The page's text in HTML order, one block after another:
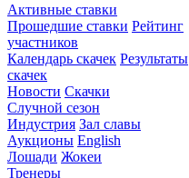
Активные ставки
Прошедшие ставки Рейтинг
участников
Календарь скачек Результаты
скачек
Новости Скачки
Случной сезон
Индустрия Зал славы
Аукционы English
Лошади Жокеи
Тренеры